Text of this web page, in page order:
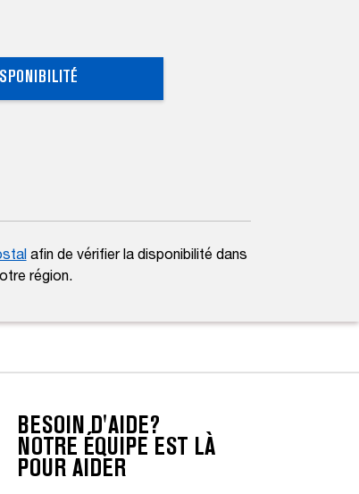
afin de vérifier la disponibilité dans
région.
BESOIN D'AIDE?
NOTRE ÉQUIPE EST LÀ
POUR AIDER